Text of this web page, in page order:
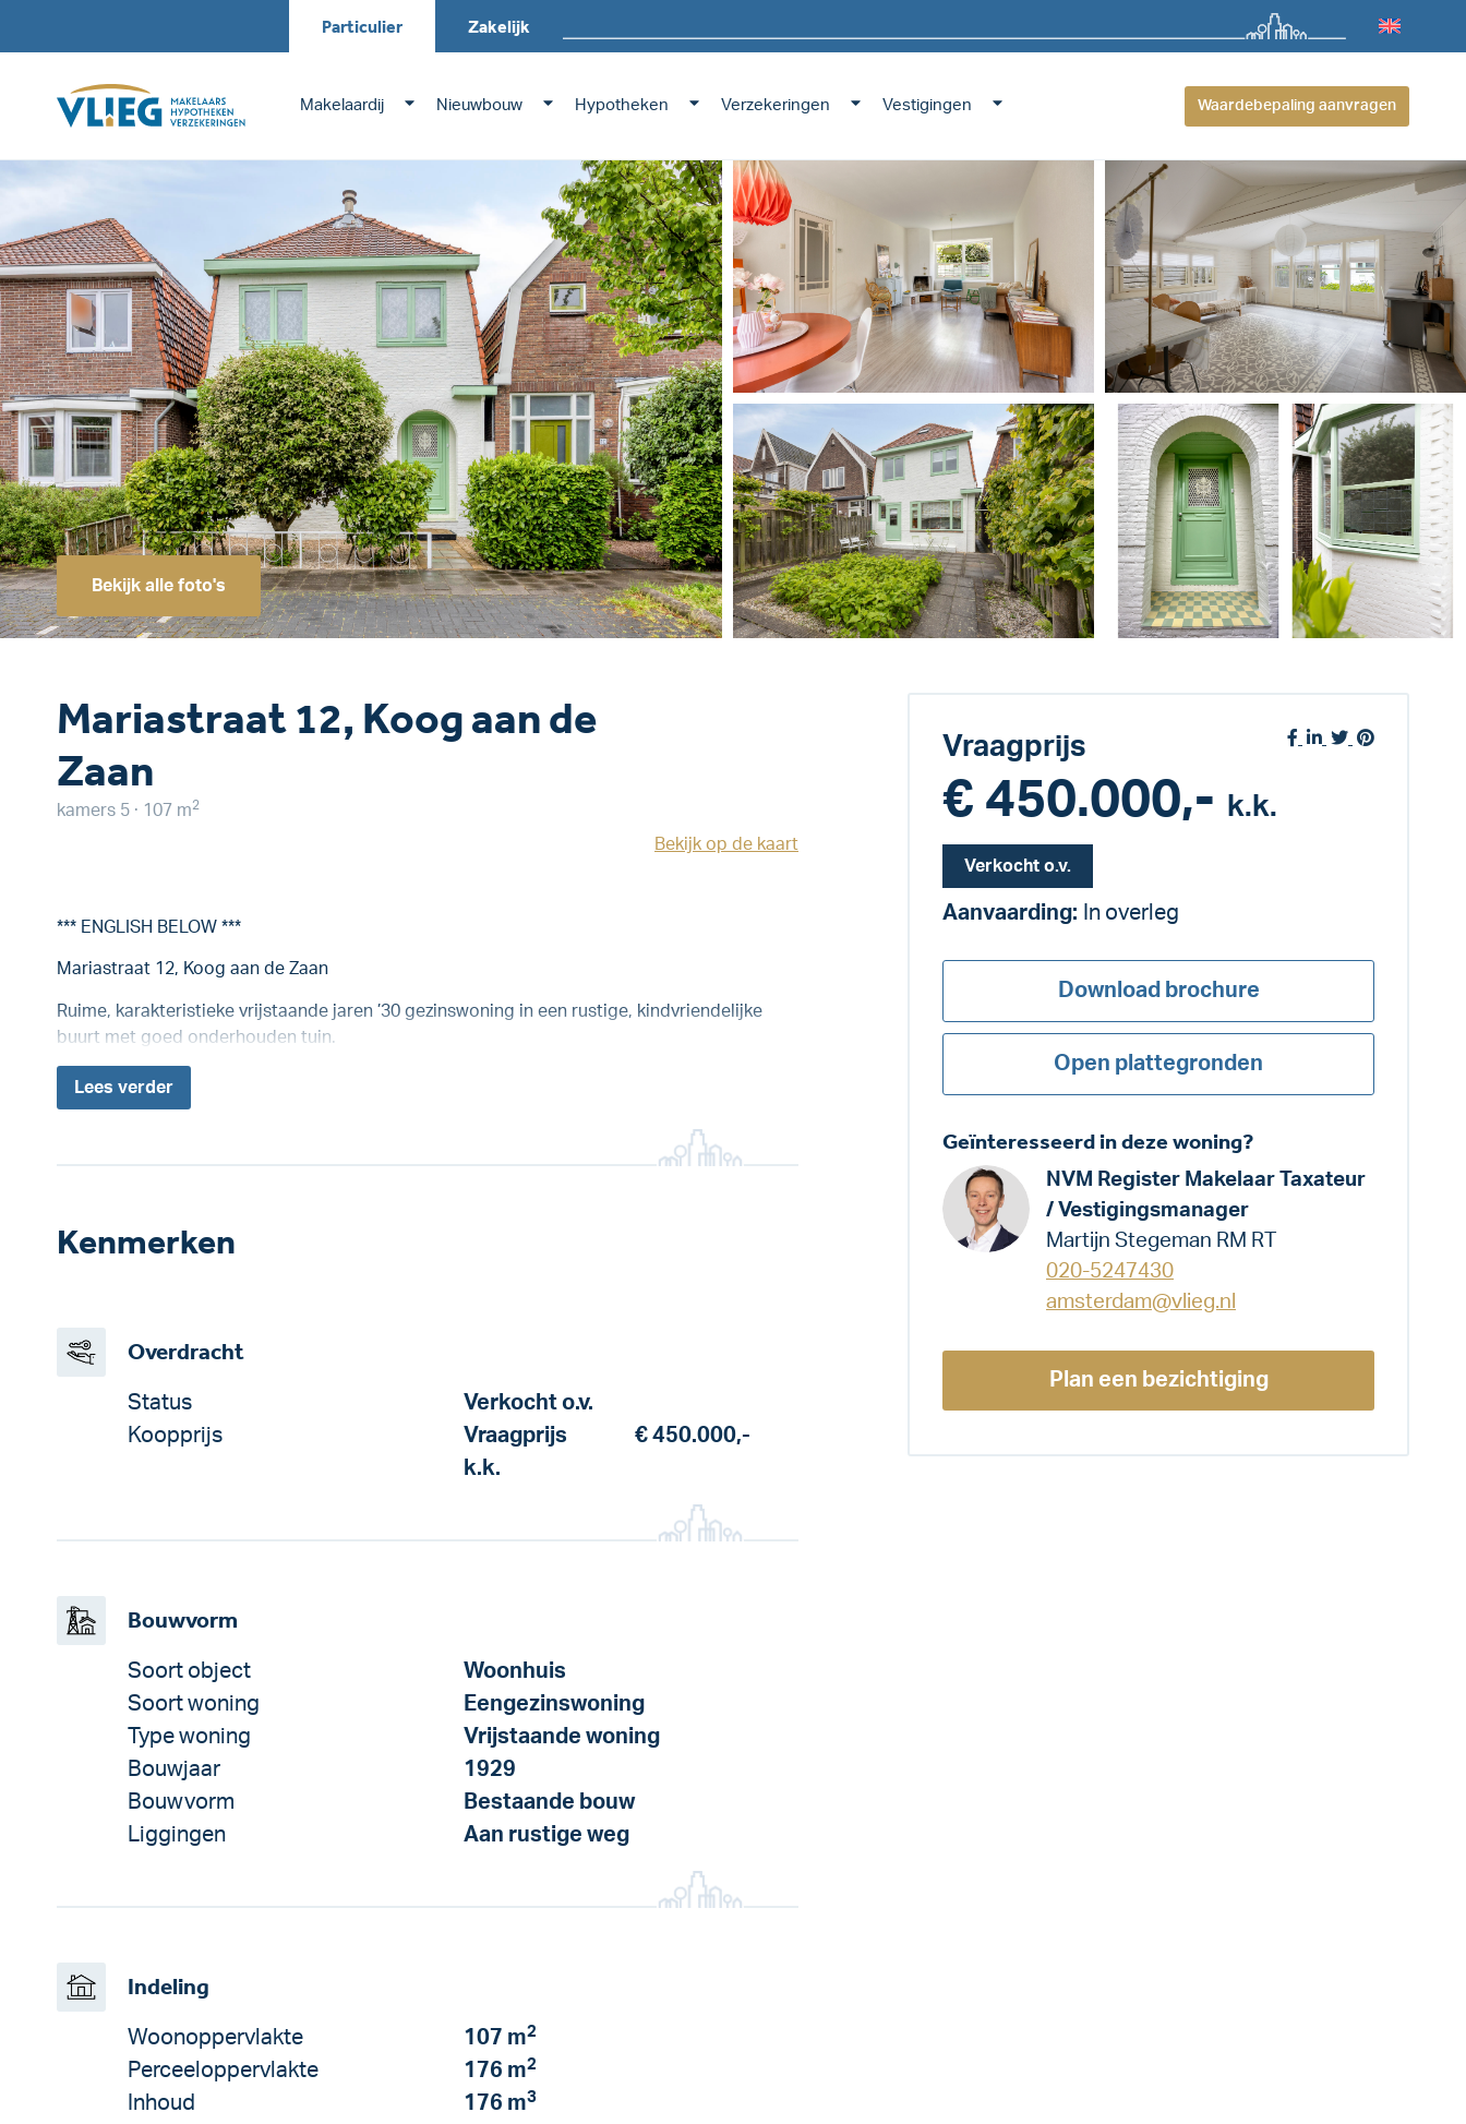
Particulier Zakelijk
Makelaardij Nieuwbouw Hypotheken Verzekeringen Vestigingen Waardebepaling aanvragen
Bekijk alle foto's
Mariastraat 12, Koog aan de
Zaan
kamers 5 · 107 m2
Bekijk op de kaart
*** ENGLISH BELOW ***
Mariastraat 12, Koog aan de Zaan
Ruime, karakteristieke vrijstaande jaren ’30 gezinswoning in een rustige, kindvriendelijke
buurt met goed onderhouden tuin.
Lees verder
Kenmerken
Overdracht
Status
Verkocht o.v.
Koopprijs
Vraagprijs
€ 450.000,-
k.k.
Bouwvorm
Soort object
Woonhuis
Soort woning
Eengezinswoning
Type woning
Vrijstaande woning
Bouwjaar
1929
Bouwvorm
Bestaande bouw
Liggingen
Aan rustige weg
Indeling
Woonoppervlakte 107 m2
Perceeloppervlakte 176 m2
Inhoud 176 m3
Vraagprijs
€ 450.000,- k.k.
Verkocht o.v.
Aanvaarding: In overleg
Download brochure
Open plattegronden
Geïnteresseerd in deze woning?
NVM Register Makelaar Taxateur
/ Vestigingsmanager
Martijn Stegeman RM RT
020-5247430
amsterdam@vlieg.nl
Plan een bezichtiging